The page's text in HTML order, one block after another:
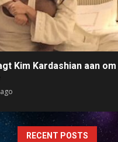
Kim Kardashian aan om
RECENT POSTS